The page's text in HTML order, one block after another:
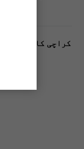
کراچی کا پہلا مفت